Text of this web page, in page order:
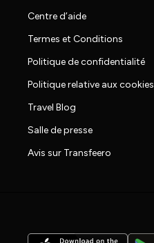
Centre d’aide
Termes et Conditions
Politique de confidentialité
Politique relative aux cookies
Travel Blog
Salle de presse
Avis sur Transfeero